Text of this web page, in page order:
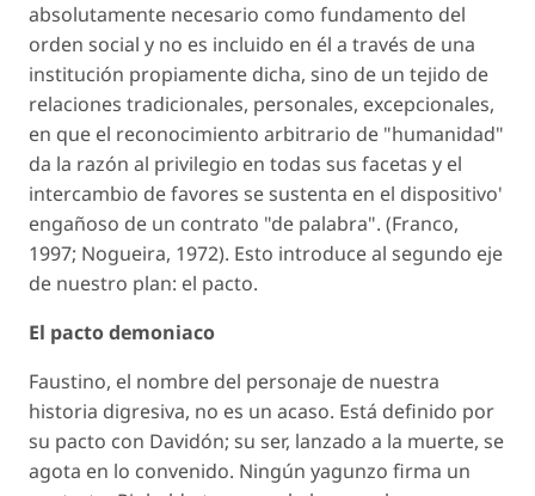
absolutamente necesario como fundamento del
orden social y no es incluido en él a través de una
institución propiamente dicha, sino de un tejido de
relaciones tradicionales, personales, excepcionales,
en que el reconocimiento arbitrario de "humanidad"
da la razón al privilegio en todas sus facetas y el
intercambio de favores se sustenta en el dispositivo'
engañoso de un contrato "de palabra". (Franco,
1997; Nogueira, 1972). Esto introduce al segundo eje
de nuestro plan: el pacto.
El pacto demoniaco
Faustino, el nombre del personaje de nuestra
historia digresiva, no es un acaso. Está definido por
su pacto con Davidón; su ser, lanzado a la muerte, se
agota en lo convenido. Ningún yagunzo firma un